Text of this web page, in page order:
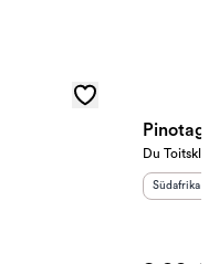
Du
Südafrika